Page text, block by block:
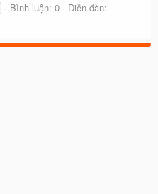
Bình luận: 0
Diễn đàn: